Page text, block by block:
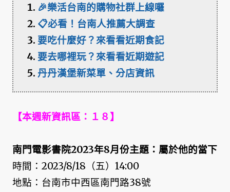
🎉樂活台南的購物社群上線囉
📋必看！台南人推薦大調查
要吃什麼好？來看看近期食記
要去哪裡玩？來看看近期遊記
丹丹漢堡新菜單、分店資訊
【本週新資訊區：１８】
南門電影書院2023年8月份主題：屬於他的當下
時間：2023/8/18（五）14:00
地點：台南市中西區南門路38號